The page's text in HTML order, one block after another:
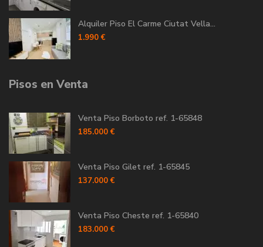
Alquiler Piso El Carme Ciutat Vella...
1.990 €
Pisos en Venta
Venta Piso Borboto ref. 1-65848
185.000 €
Venta Piso Gilet ref. 1-65845
137.000 €
Venta Piso Cheste ref. 1-65840
183.000 €